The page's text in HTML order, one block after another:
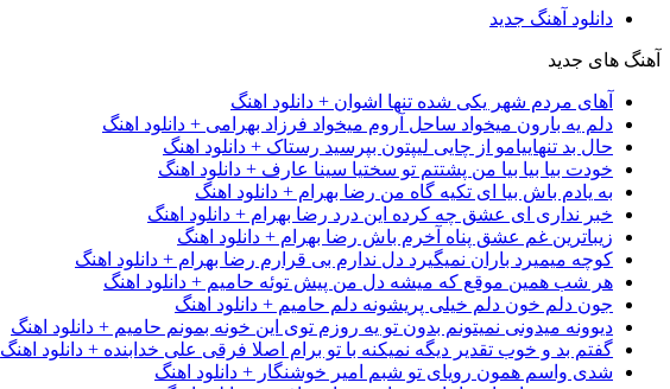
دانلود آهنگ جدید
آهنگ های جدید
آهای مردم شهر یکی شده تنها اشوان + دانلود اهنگ
دلم یه بارون میخواد ساحل آروم میخواد فرزاد بهرامی + دانلود اهنگ
حال بد تنهاییامو از چایی لیپتون بپرسید رستاک + دانلود اهنگ
خودت بیا بیا بیا من پشتتم تو سختیا سینا عارف + دانلود اهنگ
به یادم باش بیا ای تکیه گاه من رضا بهرام + دانلود اهنگ
خبر نداری ای عشق چه کرده این درد رضا بهرام + دانلود اهنگ
زیباترین غم عشق پناه آخرم باش رضا بهرام + دانلود اهنگ
کوچه میمیرد باران نمیگیرد دل ندارم بی قرارم رضا بهرام + دانلود اهنگ
هر شب همین موقع که میشه دل من پیش توئه حامیم + دانلود اهنگ
جون دلم خون دلم خیلی پریشونه دلم حامیم + دانلود اهنگ
دیوونه میدونی نمیتونم بدون تو یه روزم توی این خونه بمونم حامیم + دانلود اهنگ
گفتم بد و خوب تقدیر دیگه نمیکنه با تو برام اصلا فرقی علی خدابنده + دانلود اهنگ
شدی واسم همون رویای تو شبم امیر خوشنگار + دانلود اهنگ